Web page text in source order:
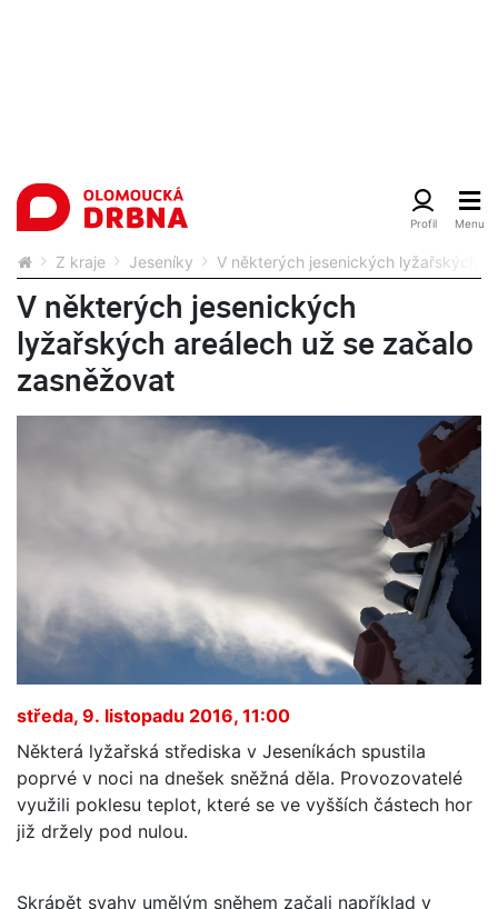
Z kraje Jeseníky V některých jesenických lyžařských
V některých jesenických
lyžařských areálech už se začalo
zasněžovat
středa, 9. listopadu 2016, 11:00
Některá lyžařská střediska v Jeseníkách spustila
poprvé v noci na dnešek sněžná děla. Provozovatelé
využili poklesu teplot, které se ve vyšších částech hor
již držely pod nulou.
Skrápět svahy umělým sněhem začali například v